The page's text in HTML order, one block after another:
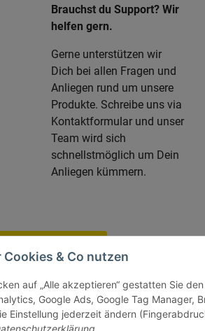
Cookies & Co nutzen
auf „Alle akzeptieren“ gestatten Sie
Google Ads, Google Tag Manager,
Einstellung jederzeit ändern
Brauchst du Support? Wir
helfen gern.
Gerne unterstützen wir
Dich bei allen Fragen und
Anliegen rund um unsere
Produkte. Schreibe uns via
Kontaktformular und unser
Team wird sich
schnellstmöglich um Dein
Anliegen kümmern.